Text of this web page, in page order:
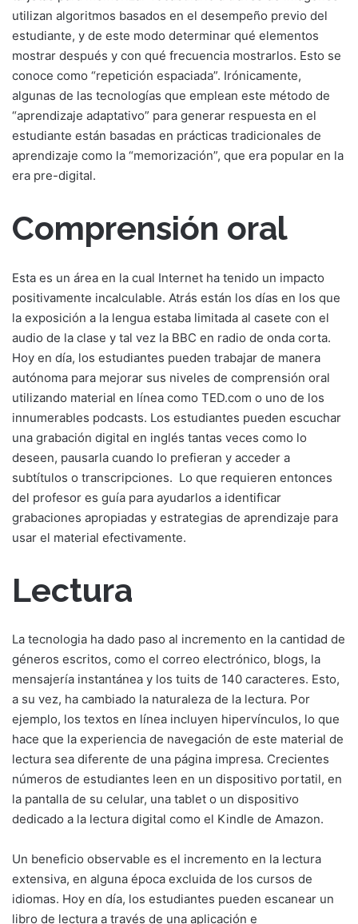
utilizan algoritmos basados en el desempeño previo del
estudiante, y de este modo determinar qué elementos
mostrar después y con qué frecuencia mostrarlos. Esto se
conoce como “repetición espaciada”. Irónicamente,
algunas de las tecnologías que emplean este método de
“aprendizaje adaptativo” para generar respuesta en el
estudiante están basadas en prácticas tradicionales de
aprendizaje como la “memorización”, que era popular en la
era pre-digital.
Comprensión oral
Esta es un área en la cual Internet ha tenido un impacto
positivamente incalculable. Atrás están los días en los que
la exposición a la lengua estaba limitada al casete con el
audio de la clase y tal vez la BBC en radio de onda corta.
Hoy en día, los estudiantes pueden trabajar de manera
autónoma para mejorar sus niveles de comprensión oral
utilizando material en línea como TED.com o uno de los
innumerables podcasts. Los estudiantes pueden escuchar
una grabación digital en inglés tantas veces como lo
deseen, pausarla cuando lo prefieran y acceder a
subtítulos o transcripciones. Lo que requieren entonces
del profesor es guía para ayudarlos a identificar
grabaciones apropiadas y estrategias de aprendizaje para
usar el material efectivamente.
Lectura
La tecnologia ha dado paso al incremento en la cantidad de
géneros escritos, como el correo electrónico, blogs, la
mensajería instantánea y los tuits de 140 caracteres. Esto,
a su vez, ha cambiado la naturaleza de la lectura. Por
ejemplo, los textos en línea incluyen hipervínculos, lo que
hace que la experiencia de navegación de este material de
lectura sea diferente de una página impresa. Crecientes
números de estudiantes leen en un dispositivo portatil, en
la pantalla de su celular, una tablet o un dispositivo
dedicado a la lectura digital como el Kindle de Amazon.
Un beneficio observable es el incremento en la lectura
extensiva, en alguna época excluida de los cursos de
idiomas. Hoy en día, los estudiantes pueden escanear un
libro de lectura a través de una aplicación e